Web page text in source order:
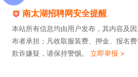
南太湖招聘网安全提醒
本站所有信息均由用户发布，其内容及
布者承担；凡收取服装费、押金、报名
欺诈嫌疑，请保持警惕。 立即举报 >